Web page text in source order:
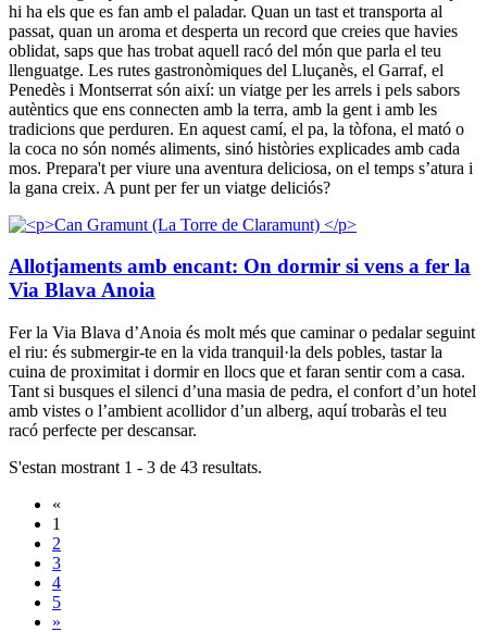
hi ha els que es fan amb el paladar. Quan un tast et transporta al
passat, quan un aroma et desperta un record que creies que havies
oblidat, saps que has trobat aquell racó del món que parla el teu
llenguatge. Les rutes gastronòmiques del Lluçanès, el Garraf, el
Penedès i Montserrat són així: un viatge per les arrels i pels sabors
autèntics que ens connecten amb la terra, amb la gent i amb les
tradicions que perduren. En aquest camí, el pa, la tòfona, el mató o
la coca no són només aliments, sinó històries explicades amb cada
mos. Prepara't per viure una aventura deliciosa, on el temps s’atura i
la gana creix. A punt per fer un viatge deliciós?
Allotjaments amb encant: On dormir si vens a fer la
Via Blava Anoia
Fer la Via Blava d’Anoia és molt més que caminar o pedalar seguint
el riu: és submergir-te en la vida tranquil·la dels pobles, tastar la
cuina de proximitat i dormir en llocs que et faran sentir com a casa.
Tant si busques el silenci d’una masia de pedra, el confort d’un hotel
amb vistes o l’ambient acollidor d’un alberg, aquí trobaràs el teu
racó perfecte per descansar.
S'estan mostrant 1 - 3 de 43 resultats.
«
1
2
3
4
5
»